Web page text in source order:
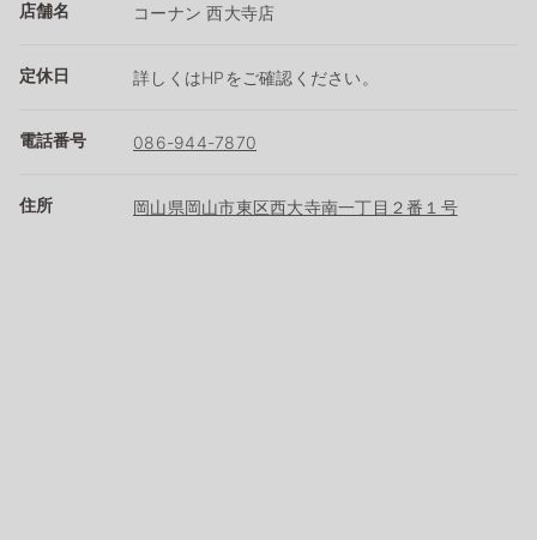
店舗名 コーナン 西大寺店
定休日 詳しくはHPをご確認ください。
電話番号 086-944-7870
住所 岡山県岡山市東区西大寺南一丁目２番１号